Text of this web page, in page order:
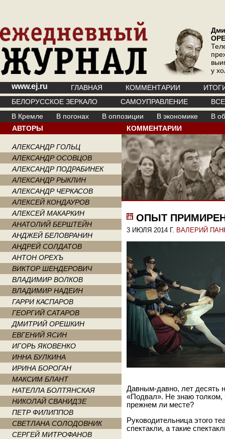
у
www.ej.ru ГЛАВНАЯ КОММЕНТАРИИ
БЕЛОРУССКОЕ ЗЕРКАЛО
САМОУПРАВЛЕНИЕ
В Кремле
В погонах В оппозиции В экономике
В
АВТОРЫ
АЛЕКСАНДР ГОЛЬЦ
АЛЕКСАНДР ОСОВЦОВ
АЛЕКСАНДР ПОДРАБИНЕК
АЛЕКСАНДР РЫКЛИН
АЛЕКСАНДР ЧЕРКАСОВ
АЛЕКСЕЙ КОНДАУРОВ
АЛЕКСЕЙ МАКАРКИН
АНАТОЛИЙ БЕРШТЕЙН
АНДЖЕЙ БЕЛОВРАНИН
АНДРЕЙ СОЛДАТОВ
АНТОН ОРЕХЪ
ВИКТОР ШЕНДЕРОВИЧ
ВЛАДИМИР ВОЛКОВ
ВЛАДИМИР НАДЕИН
ГАРРИ КАСПАРОВ
ГЕОРГИЙ САТАРОВ
ДМИТРИЙ ОРЕШКИН
ЕВГЕНИЙ ЯСИН
ИГОРЬ ЯКОВЕНКО
ИННА БУЛКИНА
ИРИНА БОРОГАН
МАКСИМ БЛАНТ
НАТЕЛЛА БОЛТЯНСКАЯ
НИКОЛАЙ СВАНИДЗЕ
ПЕТР ФИЛИППОВ
СВЕТЛАНА СОЛОДОВНИК
СЕРГЕЙ МИТРОФАНОВ
КОММЕНТАРИИ
ОПЫТ
3 ИЮЛЯ 2014 Г. ВАЛЕРИЙ
Давным-давно, лет десять
«Подвал». Не знаю толком,
прежнем ли месте?
Руководительница этого
спектакли, а такие